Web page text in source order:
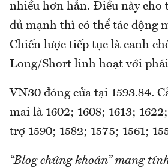
nhiều hơn hẳn. Điều này cho
đủ mạnh thì có thể tác động
Chiến lược tiếp tục là canh
Long/Short linh hoạt với
VN30 đóng cửa tại 1593.84.
mai là 1602; 1608; 1613;
trợ 1590; 1582; 1575; 1561;
“Blog chứng khoán” mang